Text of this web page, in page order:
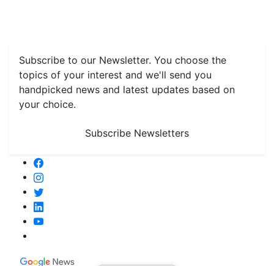
Subscribe to our Newsletter. You choose the
topics of your interest and we'll send you
handpicked news and latest updates based on
your choice.
Subscribe Newsletters